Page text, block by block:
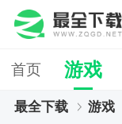
首页 游戏
最全下载 游戏